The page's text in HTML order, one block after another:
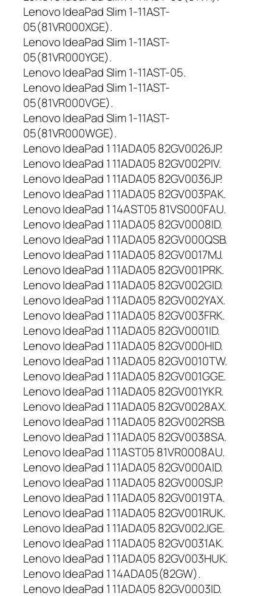
t
e
r
i
j
a
L
E
N
O
V
O
L
1
9
M
2
P
F
0
,
4
6
7
0
m
A
h
,
O
r
i
g
i
n
a
l
Lenovo IdeaPad Slim 1-11AST-
05(81VR000XGE).
Lenovo IdeaPad Slim 1-11AST-
05(81VR000YGE).
Lenovo IdeaPad Slim 1-11AST-05.
Lenovo IdeaPad Slim 1-11AST-
05(81VR000VGE).
Lenovo IdeaPad Slim 1-11AST-
05(81VR000WGE).
Lenovo IdeaPad 1 11ADA05 82GV0026JP.
Lenovo IdeaPad 1 11ADA05 82GV002PIV.
Lenovo IdeaPad 1 11ADA05 82GV0036JP.
Lenovo IdeaPad 1 11ADA05 82GV003PAK.
Lenovo IdeaPad 1 14AST05 81VS000FAU.
Lenovo IdeaPad 1 11ADA05 82GV0008ID.
Lenovo IdeaPad 1 11ADA05 82GV000QSB.
Lenovo IdeaPad 1 11ADA05 82GV0017MJ.
Lenovo IdeaPad 1 11ADA05 82GV001PRK.
Lenovo IdeaPad 1 11ADA05 82GV002GID.
Lenovo IdeaPad 1 11ADA05 82GV002YAX.
Lenovo IdeaPad 1 11ADA05 82GV003FRK.
Lenovo IdeaPad 1 11ADA05 82GV0001ID.
Lenovo IdeaPad 1 11ADA05 82GV000HID.
Lenovo IdeaPad 1 11ADA05 82GV0010TW.
Lenovo IdeaPad 1 11ADA05 82GV001GGE.
Lenovo IdeaPad 1 11ADA05 82GV001YKR.
Lenovo IdeaPad 1 11ADA05 82GV0028AX.
Lenovo IdeaPad 1 11ADA05 82GV002RSB.
Lenovo IdeaPad 1 11ADA05 82GV0038SA.
Lenovo IdeaPad 1 11AST05 81VR0008AU.
Lenovo IdeaPad 1 11ADA05 82GV000AID.
Lenovo IdeaPad 1 11ADA05 82GV000SJP.
Lenovo IdeaPad 1 11ADA05 82GV0019TA.
Lenovo IdeaPad 1 11ADA05 82GV001RUK.
Lenovo IdeaPad 1 11ADA05 82GV002JGE.
Lenovo IdeaPad 1 11ADA05 82GV0031AK.
Lenovo IdeaPad 1 11ADA05 82GV003HUK.
Lenovo IdeaPad 1 14ADA05(82GW).
Lenovo IdeaPad 1 11ADA05 82GV0003ID.